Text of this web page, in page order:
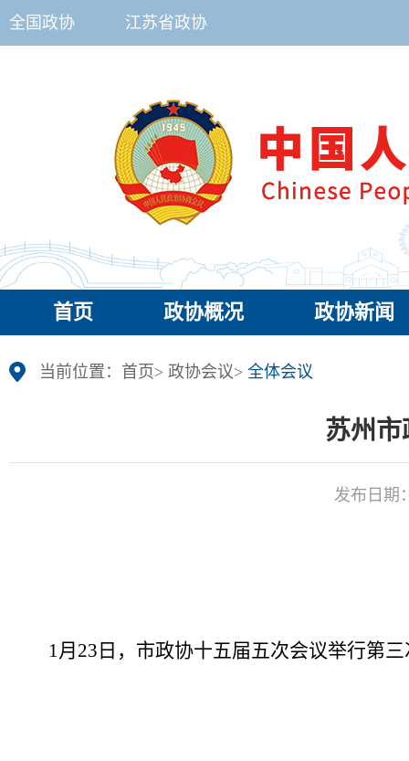
全国政协 江苏省政协
首页 政协概况 政协新闻
当前位置： 首页> 政协会议> 全体会议
苏州
发布日期
1月 23 日，市政协十五届五次会议举行第